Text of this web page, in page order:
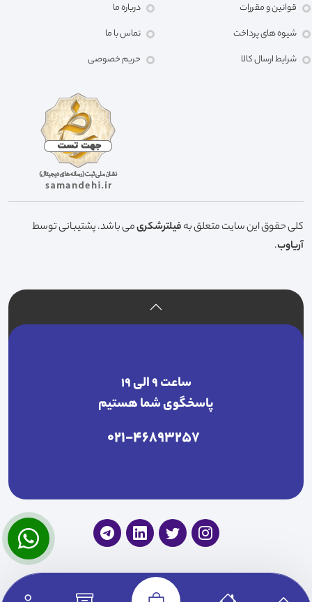
قوانین و مقررات
شیوه های پرداخت
شرایط ارسال کالا
درباره ما
تماس با ما
حریم خصوصی
کلی حقوق این سایت متعلق بهفیلترشکریمی باشد. پشتیبانی توسط
آریاوب.
ساعت ۹ الی ۱۹
پاسخگوی شما هستیم
021-46893257